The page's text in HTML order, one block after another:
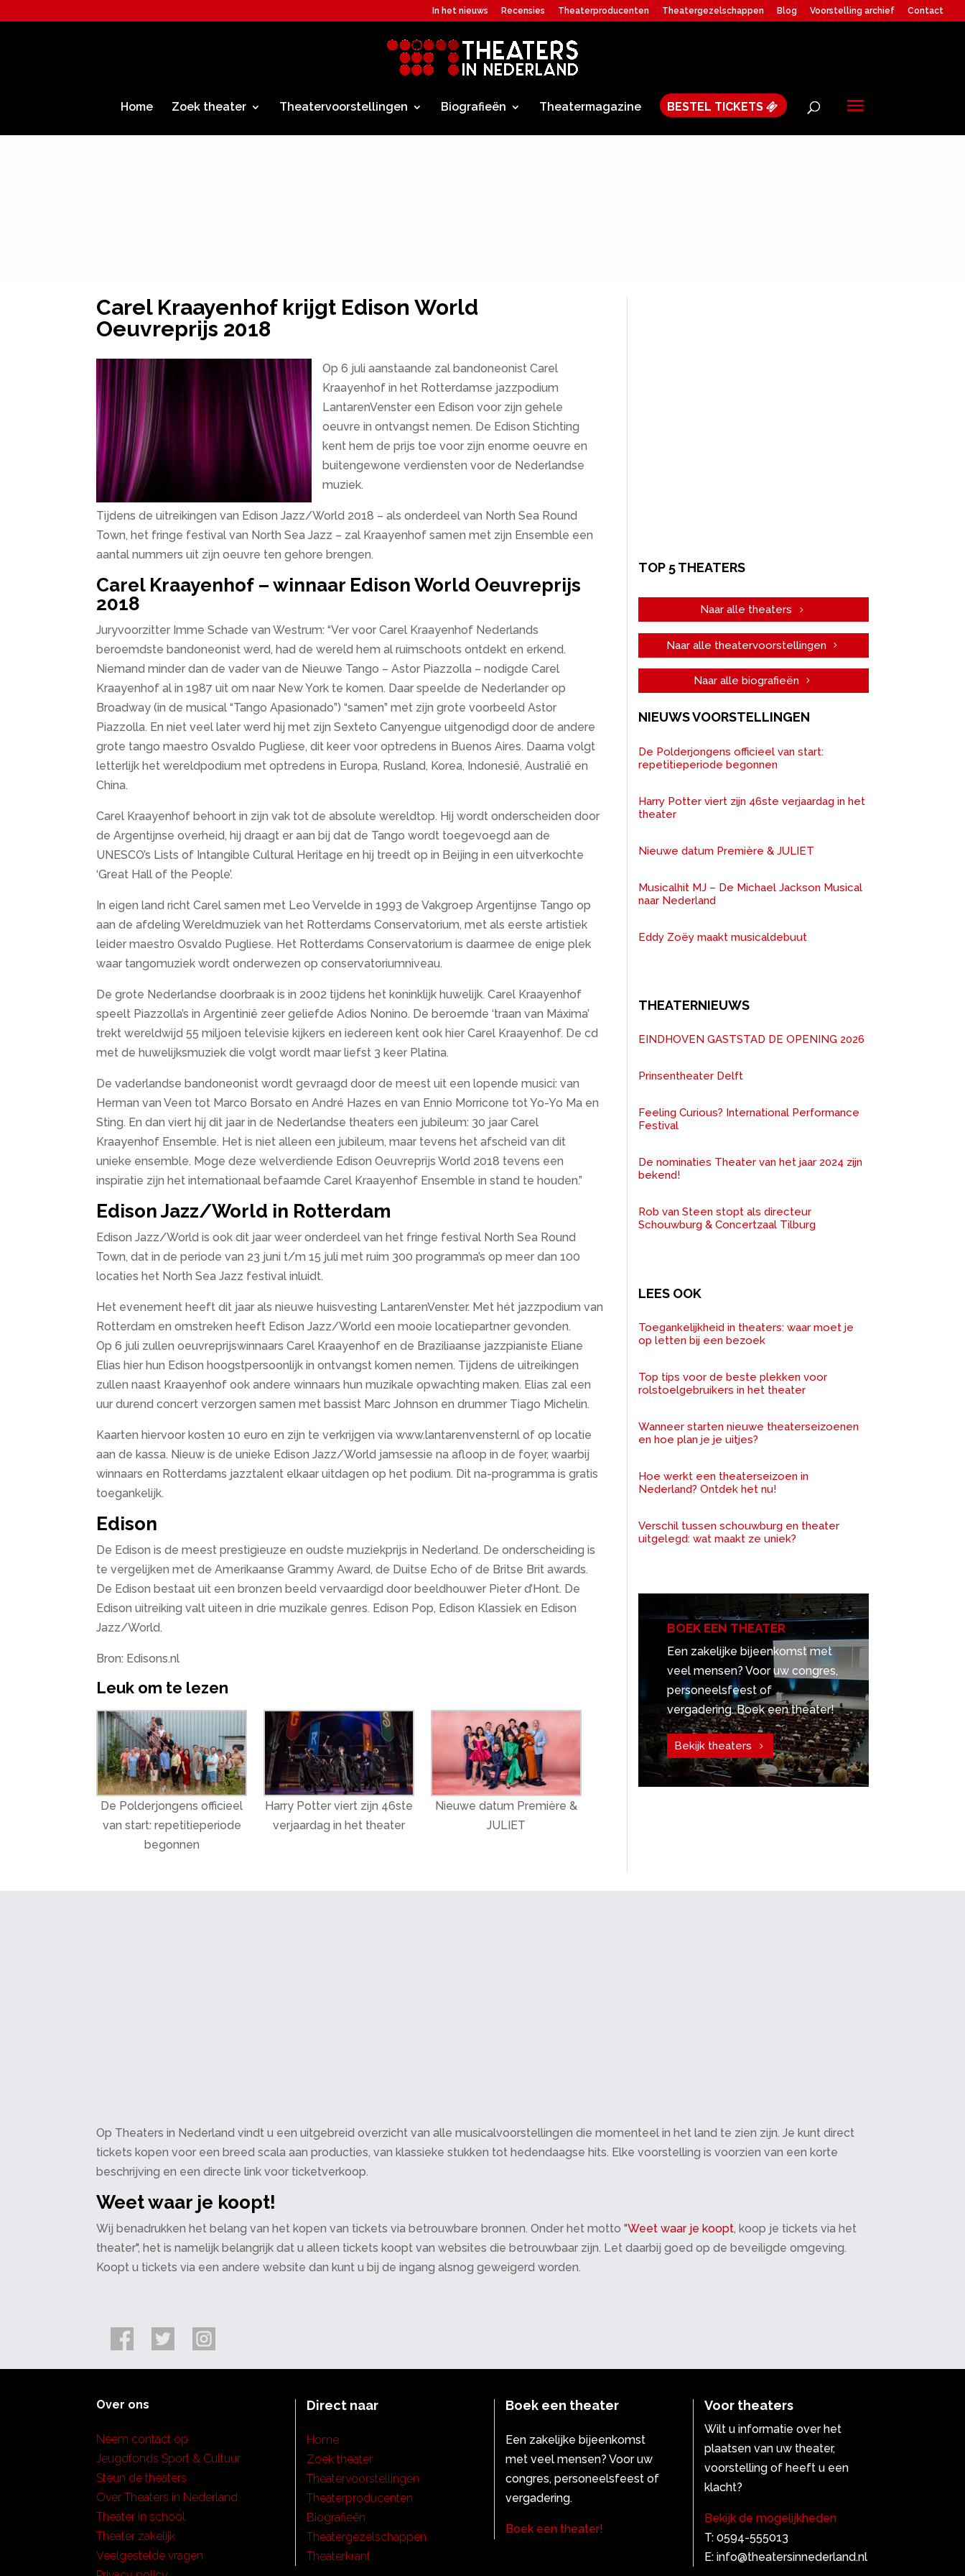
In het nieuws Recensies Theaterproducenten Theatergezelschappen Blog Voorstelling archief Contact
Home Zoek theater Theatervoorstellingen Biografieën Theatermagazine BESTEL TICKETS
Carel Kraayenhof krijgt Edison World
Oeuvreprijs 2018
Op 6 juli aanstaande zal bandoneonist Carel
Kraayenhof in het Rotterdamse jazzpodium
LantarenVenster een Edison voor zijn gehele
oeuvre in ontvangst nemen. De Edison Stichting
kent hem de prijs toe voor zijn enorme oeuvre en
buitengewone verdiensten voor de Nederlandse
muziek.
Tijdens de uitreikingen van Edison Jazz/World 2018 – als onderdeel van North Sea Round
Town, het fringe festival van North Sea Jazz – zal Kraayenhof samen met zijn Ensemble een
aantal nummers uit zijn oeuvre ten gehore brengen.
Carel Kraayenhof – winnaar Edison World Oeuvreprijs
2018
Juryvoorzitter Imme Schade van Westrum: “Ver voor Carel Kraayenhof Nederlands
beroemdste bandoneonist werd, had de wereld hem al ruimschoots ontdekt en erkend.
Niemand minder dan de vader van de Nieuwe Tango – Astor Piazzolla – nodigde Carel
Kraayenhof al in 1987 uit om naar New York te komen. Daar speelde de Nederlander op
Broadway (in de musical “Tango Apasionado”) “samen” met zijn grote voorbeeld Astor
Piazzolla. En niet veel later werd hij met zijn Sexteto Canyengue uitgenodigd door de andere
grote tango maestro Osvaldo Pugliese, dit keer voor optredens in Buenos Aires. Daarna volgt
letterlijk het wereldpodium met optredens in Europa, Rusland, Korea, Indonesië, Australië en
China.
Carel Kraayenhof behoort in zijn vak tot de absolute wereldtop. Hij wordt onderscheiden door
de Argentijnse overheid, hij draagt er aan bij dat de Tango wordt toegevoegd aan de
UNESCO’s Lists of Intangible Cultural Heritage en hij treedt op in Beijing in een uitverkochte
‘Great Hall of the People’.
In eigen land richt Carel samen met Leo Vervelde in 1993 de Vakgroep Argentijnse Tango op
aan de afdeling Wereldmuziek van het Rotterdams Conservatorium, met als eerste artistiek
leider maestro Osvaldo Pugliese. Het Rotterdams Conservatorium is daarmee de enige plek
waar tangomuziek wordt onderwezen op conservatoriumniveau.
De grote Nederlandse doorbraak is in 2002 tijdens het koninklijk huwelijk. Carel Kraayenhof
speelt Piazzolla’s in Argentinië zeer geliefde Adios Nonino. De beroemde ‘traan van Máxima’
trekt wereldwijd 55 miljoen televisie kijkers en iedereen kent ook hier Carel Kraayenhof. De cd
met de huwelijksmuziek die volgt wordt maar liefst 3 keer Platina.
De vaderlandse bandoneonist wordt gevraagd door de meest uit een lopende musici: van
Herman van Veen tot Marco Borsato en André Hazes en van Ennio Morricone tot Yo-Yo Ma en
Sting. En dan viert hij dit jaar in de Nederlandse theaters een jubileum: 30 jaar Carel
Kraayenhof Ensemble. Het is niet alleen een jubileum, maar tevens het afscheid van dit
unieke ensemble. Moge deze welverdiende Edison Oeuvreprijs World 2018 tevens een
inspiratie zijn het internationaal befaamde Carel Kraayenhof Ensemble in stand te houden.”
Edison Jazz/World in Rotterdam
Edison Jazz/World is ook dit jaar weer onderdeel van het fringe festival North Sea Round
Town, dat in de periode van 23 juni t/m 15 juli met ruim 300 programma’s op meer dan 100
locaties het North Sea Jazz festival inluidt.
Het evenement heeft dit jaar als nieuwe huisvesting LantarenVenster. Met hét jazzpodium van
Rotterdam en omstreken heeft Edison Jazz/World een mooie locatiepartner gevonden.
Op 6 juli zullen oeuvreprijswinnaars Carel Kraayenhof en de Braziliaanse jazzpianiste Eliane
Elias hier hun Edison hoogstpersoonlijk in ontvangst komen nemen. Tijdens de uitreikingen
zullen naast Kraayenhof ook andere winnaars hun muzikale opwachting maken. Elias zal een
uur durend concert verzorgen samen met bassist Marc Johnson en drummer Tiago Michelin.
Kaarten hiervoor kosten 10 euro en zijn te verkrijgen via www.lantarenvenster.nl of op locatie
aan de kassa. Nieuw is de unieke Edison Jazz/World jamsessie na afloop in de foyer, waarbij
winnaars en Rotterdams jazztalent elkaar uitdagen op het podium. Dit na-programma is gratis
toegankelijk.
Edison
De Edison is de meest prestigieuze en oudste muziekprijs in Nederland. De onderscheiding is
te vergelijken met de Amerikaanse Grammy Award, de Duitse Echo of de Britse Brit awards.
De Edison bestaat uit een bronzen beeld vervaardigd door beeldhouwer Pieter d’Hont. De
Edison uitreiking valt uiteen in drie muzikale genres. Edison Pop, Edison Klassiek en Edison
Jazz/World.
Bron: Edisons.nl
Leuk om te lezen
De Polderjongens officieel
van start: repetitieperiode
begonnen
Harry Potter viert zijn 46ste
verjaardag in het theater
Nieuwe datum Première &
JULIET
TOP 5 THEATERS
Naar alle theaters
Naar alle theatervoorstellingen
Naar alle biografieën
NIEUWS VOORSTELLINGEN
De Polderjongens officieel van start:
repetitieperiode begonnen
Harry Potter viert zijn 46ste verjaardag in het
theater
Nieuwe datum Première & JULIET
Musicalhit MJ – De Michael Jackson Musical
naar Nederland
Eddy Zoëy maakt musicaldebuut
THEATERNIEUWS
EINDHOVEN GASTSTAD DE OPENING 2026
Prinsentheater Delft
Feeling Curious? International Performance
Festival
De nominaties Theater van het jaar 2024 zijn
bekend!
Rob van Steen stopt als directeur
Schouwburg & Concertzaal Tilburg
LEES OOK
Toegankelijkheid in theaters: waar moet je
op letten bij een bezoek
Top tips voor de beste plekken voor
rolstoelgebruikers in het theater
Wanneer starten nieuwe theaterseizoenen
en hoe plan je je uitjes?
Hoe werkt een theaterseizoen in
Nederland? Ontdek het nu!
Verschil tussen schouwburg en theater
uitgelegd: wat maakt ze uniek?
BOEK EEN THEATER
Een zakelijke bijeenkomst met
veel mensen? Voor uw congres,
personeelsfeest of
vergadering. Boek een theater!
Bekijk theaters
Op Theaters in Nederland vindt u een uitgebreid overzicht van alle musicalvoorstellingen die momenteel in het land te zien zijn. Je kunt direct
tickets kopen voor een breed scala aan producties, van klassieke stukken tot hedendaagse hits. Elke voorstelling is voorzien van een korte
beschrijving en een directe link voor ticketverkoop.
Weet waar je koopt!
Wij benadrukken het belang van het kopen van tickets via betrouwbare bronnen. Onder het motto "Weet waar je koopt, koop je tickets via het
theater", het is namelijk belangrijk dat u alleen tickets koopt van websites die betrouwbaar zijn. Let daarbij goed op de beveiligde omgeving.
Koopt u tickets via een andere website dan kunt u bij de ingang alsnog geweigerd worden.
Over ons
Neem contact op
Jeugdfonds Sport & Cultuur
Steun de theaters
Over Theaters in Nederland
Theater in school
Theater zakelijk
Veelgestelde vragen
Direct naar
Home
Zoek theater
Theatervoorstellingen
Theaterproducenten
Biografieën
Theatergezelschappen
Theaterkrant
Boek een theater
Een zakelijke bijeenkomst
met veel mensen? Voor uw
congres, personeelsfeest of
vergadering.
Boek een theater!
Voor theaters
Wilt u informatie over het
plaatsen van uw theater,
voorstelling of heeft u een
klacht?
Bekijk de mogelijkheden
T: 0594-555013
E: info@theatersinnederland.nl